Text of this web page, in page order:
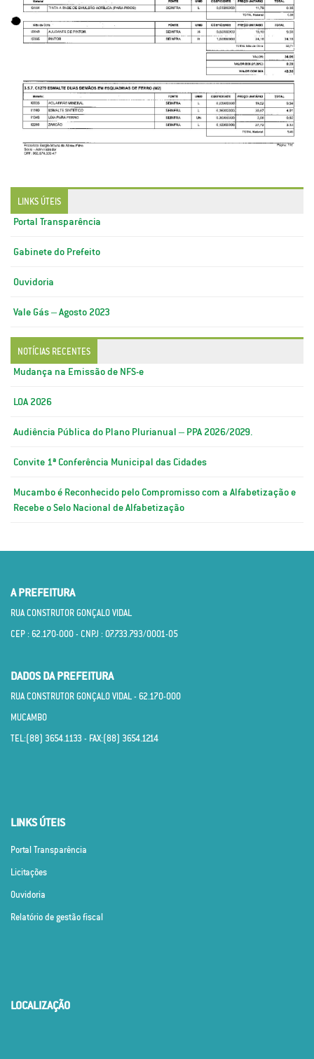
LINKS ÚTEIS
Portal Transparência
Gabinete do Prefeito
Ouvidoria
Vale Gás – Agosto 2023
NOTÍCIAS RECENTES
Mudança na Emissão de NFS-e
LOA 2026
Audiência Pública do Plano Plurianual – PPA 2026/2029.
Convite 1ª Conferência Municipal das Cidades
Mucambo é Reconhecido pelo Compromisso com a Alfabetização e
Recebe o Selo Nacional de Alfabetização
A PREFEITURA
RUA CONSTRUTOR GONÇALO VIDAL
CEP : 62.170­-000 - CNPJ : 07.733.793/0001­-05
DADOS DA PREFEITURA
RUA CONSTRUTOR GONÇALO VIDAL - 62.170­-000
MUCAMBO
TEL:(88) 3654.1133 - FAX:(88) 3654.1214
LINKS ÚTEIS
Portal Transparência
Licitações
Ouvidoria
Relatório de gestão fiscal
LOCALIZAÇÃO